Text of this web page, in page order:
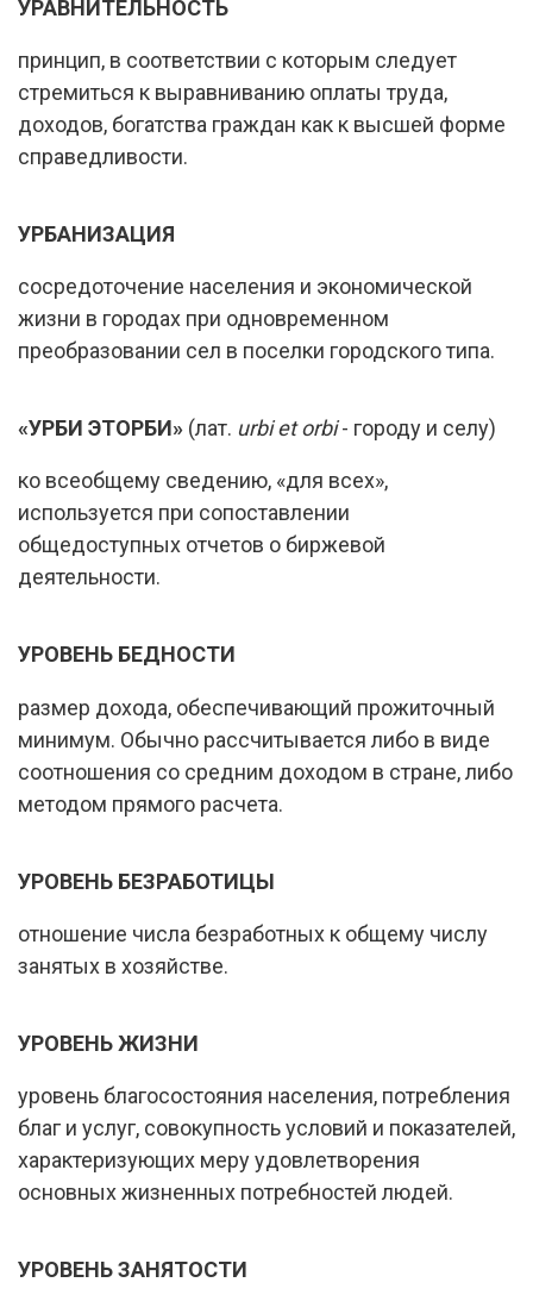
УРАВНИТЕЛЬНОСТЬ
принцип, в соответствии с которым следует
стремиться к выравниванию оплаты труда,
доходов, богатства граждан как к высшей форме
справедливости.
УРБАНИЗАЦИЯ
сосредоточение населения и экономической
жизни в городах при одновременном
преобразовании сел в поселки городского типа.
«УРБИ ЭТОРБИ» (лат. urbi et orbi- городу и селу)
ко всеобщему сведению, «для всех»,
используется при сопоставлении
общедоступных отчетов о биржевой
деятельности.
УРОВЕНЬ БЕДНОСТИ
размер дохода, обеспечивающий прожиточный
минимум. Обычно рассчитывается либо в виде
соотношения со средним доходом в стране, либо
методом прямого расчета.
УРОВЕНЬ БЕЗРАБОТИЦЫ
отношение числа безработных к общему числу
занятых в хозяйстве.
УРОВЕНЬ ЖИЗНИ
уровень благосостояния населения, потребления
благ и услуг, совокупность условий и показателей,
характеризующих меру удовлетворения
основных жизненных потребностей людей.
УРОВЕНЬ ЗАНЯТОСТИ